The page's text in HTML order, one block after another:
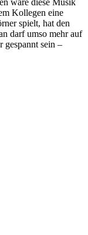
Kollegen eine
spielt, hat den
darf umso mehr auf
gespannt sein ‒